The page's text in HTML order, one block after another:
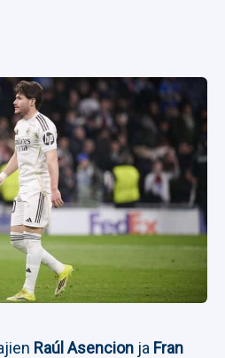
Raúl Asencion ja Fran